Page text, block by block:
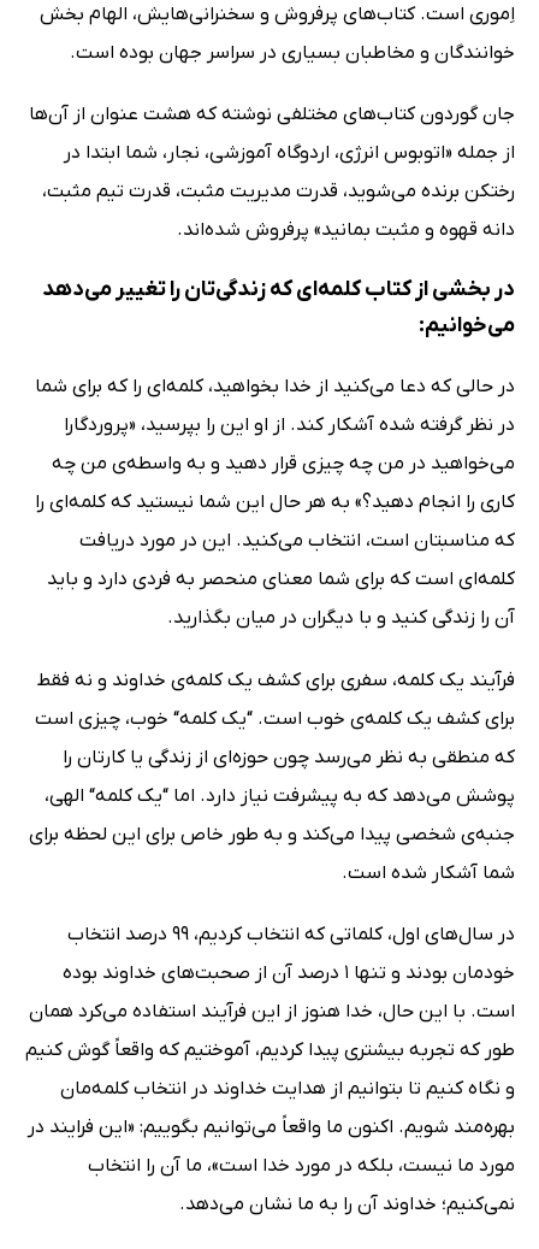
اِموری است. کتاب‌های پرفروش و سخنرانی‌هایش، الهام بخش
خوانندگان و مخاطبان بسیاری در سراسر جهان بوده‌ است.
جان گوردون کتا‌ب‌های مختلفی نوشته که هشت عنوان از آن‌ها
از جمله «اتوبوس انرژی، اردوگاه آموزشی، نجار، شما ابتدا در
رختکن برنده می‌شوید، قدرت مدیریت مثبت، قدرت تیم مثبت،
دانه قهوه و مثبت بمانید» پرفروش شده‌اند.
در بخشی از کتاب کلمه‌ای‌ که زندگی‌تان را تغییر می‌دهد
می‌خوانیم:
در حالی که دعا می‌کنید از خدا بخواهید، کلمه‌ای را که برای شما
در نظر گرفته شده آشکار کند. از او این را بپرسید، «پروردگارا
می‌خواهید در من چه چیزی قرار دهید و به واسطه‌ی من چه
کاری را انجام دهید؟» به هر حال این شما نیستید که کلمه‌ای را
که مناسبتان است، انتخاب می‌کنید. این در مورد دریافت
کلمه‌ای است که برای شما معنای منحصر به فردی دارد و باید
آن را زندگی کنید و با دیگران در میان بگذارید.
فرآیند یک کلمه، سفری برای کشف یک کلمه‌ی خداوند و نه فقط
برای کشف یک کلمه‌ی خوب است. “یک کلمه“ خوب، چیزی است
که منطقی به نظر می‌رسد چون حوزه‌ای از زندگی یا کارتان را
پوشش می‌دهد که به پیشرفت نیاز دارد. اما “یک کلمه“ الهی،
جنبه‌ی شخصی پیدا می‌کند و به طور خاص برای این لحظه برای
شما آشکار شده ‌است.
در سال‌های اول، کلماتی که انتخاب کردیم، 99 درصد انتخاب
خودمان بودند و تنها 1 درصد آن از صحبت‌های خداوند بوده
است. با این حال، خدا هنوز از این فرآیند استفاده می‌کرد همان
طور که تجربه بیشتری پیدا کردیم، آموختیم که واقعاً گوش کنیم
و نگاه کنیم تا بتوانیم از هدایت خداوند در انتخاب کلمه‌مان
بهره‌مند شویم. اکنون ما واقعاً می‌توانیم بگوییم: «این فرایند در
مورد ما نیست، بلکه در مورد خدا است»، ما آن را انتخاب
نمی‌کنیم؛ خداوند آن را به ما نشان می‌دهد.